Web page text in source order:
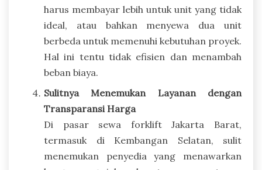
harus membayar lebih untuk unit yang tidak
ideal, atau bahkan menyewa dua unit
berbeda untuk memenuhi kebutuhan proyek.
Hal ini tentu tidak efisien dan menambah
beban biaya.
Sulitnya Menemukan Layanan dengan
Transparansi Harga
Di pasar sewa forklift Jakarta Barat,
termasuk di Kembangan Selatan, sulit
menemukan penyedia yang menawarkan